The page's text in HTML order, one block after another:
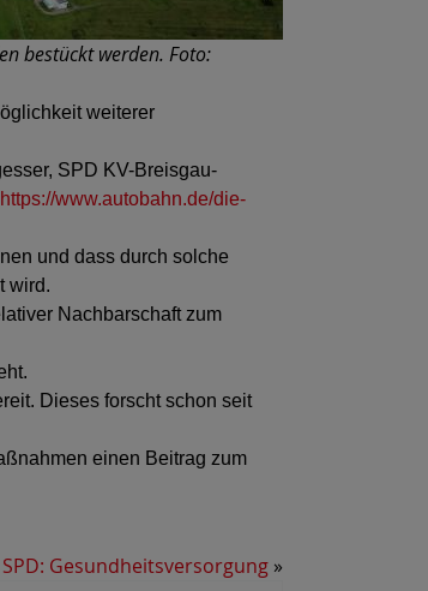
bestückt werden. Foto:
weiterer
SPD KV-Breisgau-
https://www.autobahn.de/die-
und dass durch solche
wird.
Nachbarschaft zum
Dieses forscht schon seit
einen Beitrag zum
Gesundheitsversorgung »